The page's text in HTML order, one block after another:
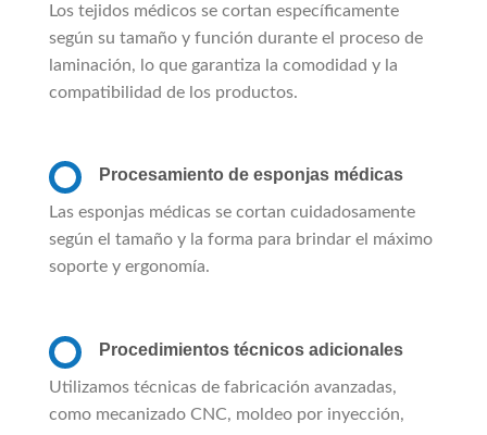
Los tejidos médicos se cortan específicamente
según su tamaño y función durante el proceso de
laminación, lo que garantiza la comodidad y la
compatibilidad de los productos.
Procesamiento de esponjas médicas
Las esponjas médicas se cortan cuidadosamente
según el tamaño y la forma para brindar el máximo
soporte y ergonomía.
Procedimientos técnicos adicionales
Utilizamos técnicas de fabricación avanzadas,
como mecanizado CNC, moldeo por inyección,